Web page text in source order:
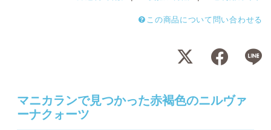
この商品について問い合わせる
マニカランで見つかった赤褐色のニルヴァ
ーナクォーツ